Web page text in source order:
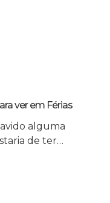
ver em Férias
alguma
de ter…